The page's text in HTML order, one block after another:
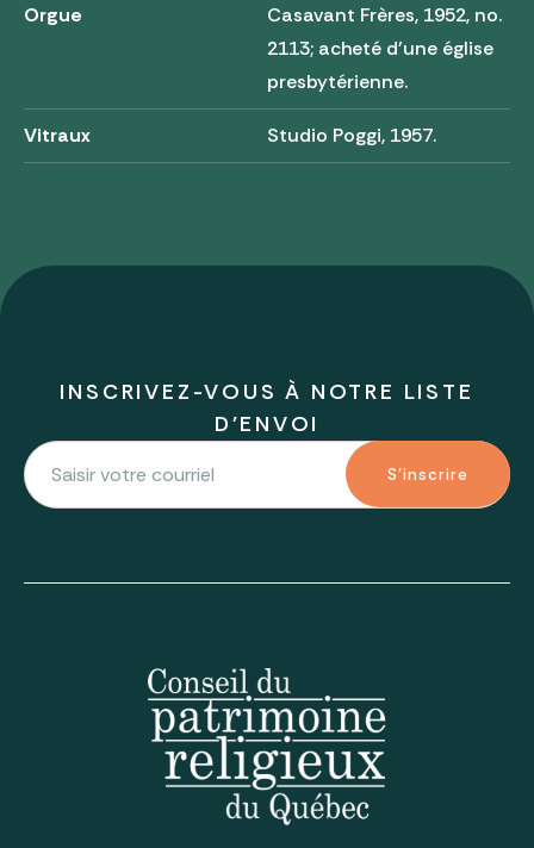
Orgue
Casavant Frères, 1952, no.
2113; acheté d'une église
presbytérienne.
Vitraux Studio Poggi, 1957.
INSCRIVEZ-VOUS À NOTRE LISTE
D'ENVOI
S'inscrire